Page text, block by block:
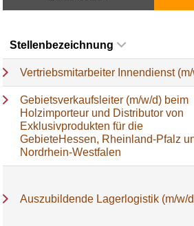
Stellenbezeichnung
Vertriebsmitarbeiter Innendienst
Gebietsverkaufsleiter (m/w/d) beim
Holzimporteur und Distributor von
Exklusivprodukten für die
GebieteHessen, Rheinland-Pfalz
Nordrhein-Westfalen
Auszubildende Lagerlogistik (m/w/